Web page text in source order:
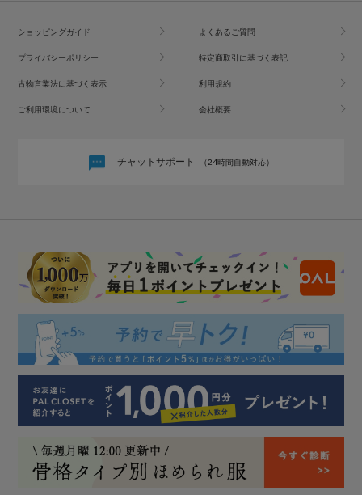
ショッピングガイド よくあるご質問
プライバシーポリシー 特定商取引に基づく表記
古物営業法に基づく表示 利用規約
ご利用環境について 会社概要
チャットサポート （24時間自動対応）